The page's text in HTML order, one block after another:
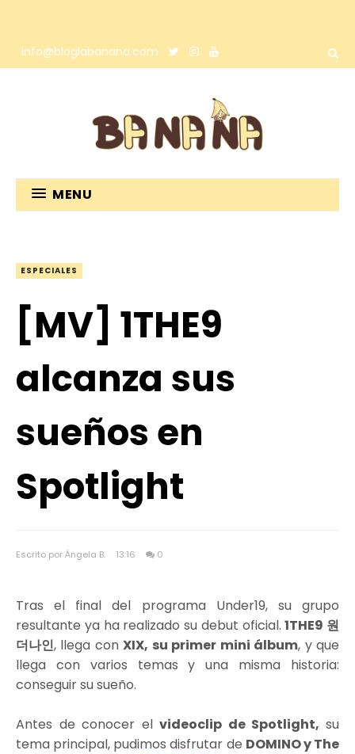
info@bloglabanana.com
MENU
ESPECIALES
[MV] 1THE9
alcanza sus
sueños en
Spotlight
Escrito por Ángela B. 13:16 0
Tras el final del programa Under19, su grupo
resultante ya ha realizado su debut oficial.1THE9 원
더나인, llega conXIX, su primer mini álbum, y que
llega con varios temas y una misma historia:
conseguir su sueño.
Antes de conocer elvideoclip de Spotlight,su
tema principal, pudimos disfrutar de DOMINO y The